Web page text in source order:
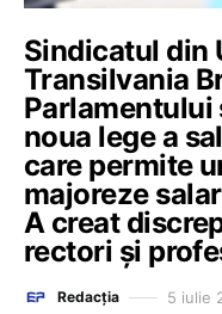
Sindicatul din
Transilvania
Parlamentului
noua lege a
care permite
majoreze
A creat
rectori și
Redacția 5 iulie